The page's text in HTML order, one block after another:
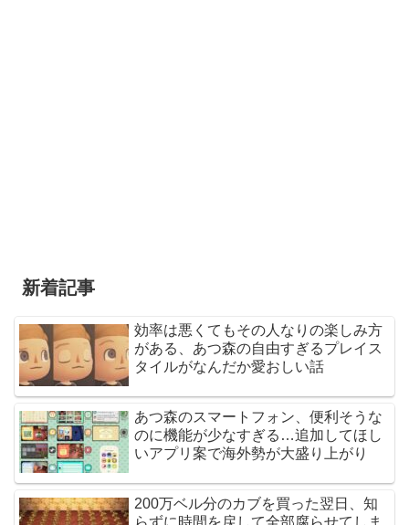
新着記事
効率は悪くてもその人なりの楽しみ方
がある、あつ森の自由すぎるプレイス
タイルがなんだか愛おしい話
あつ森のスマートフォン、便利そうな
のに機能が少なすぎる…追加してほし
いアプリ案で海外勢が大盛り上がり
200万ベル分のカブを買った翌日、知